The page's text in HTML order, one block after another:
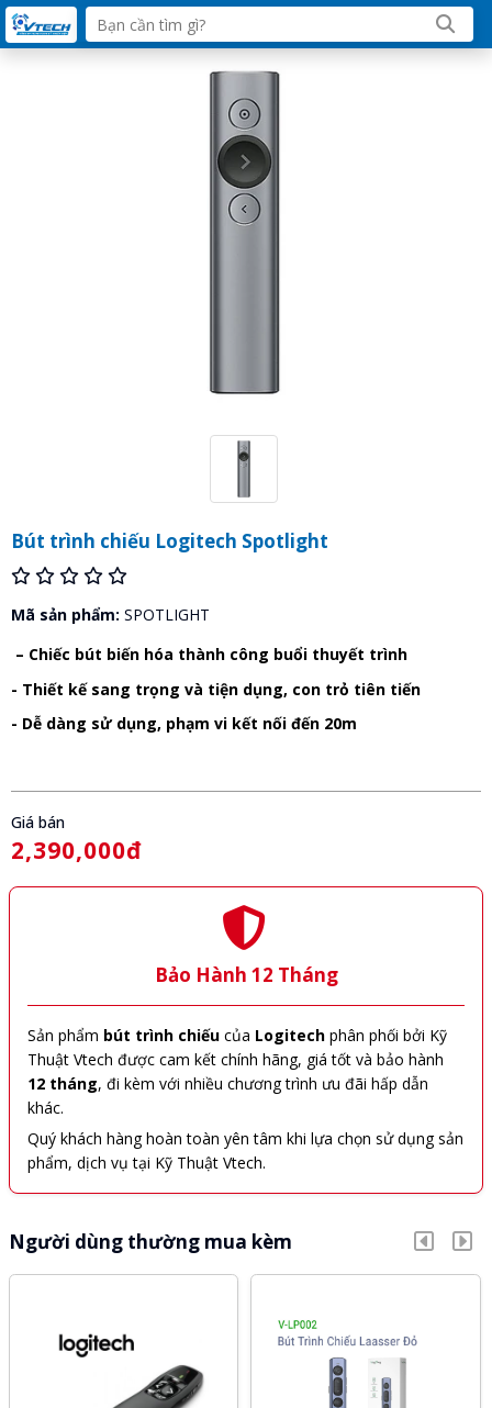
Bút trình chiếu Logitech Spotlight
Mã sản phẩm: SPOTLIGHT
– Chiếc bút biến hóa thành công buổi thuyết trình
- Thiết kế sang trọng và tiện dụng, con trỏ tiên tiến
- Dễ dàng sử dụng, phạm vi kết nối đến 20m
Giá bán
2,390,000đ
Bảo Hành 12 Tháng
Sản phẩm bút trình chiếu của Logitech phân phối bởi Kỹ
Thuật Vtech được cam kết chính hãng, giá tốt và bảo hành
12 tháng, đi kèm với nhiều chương trình ưu đãi hấp dẫn
khác.
Quý khách hàng hoàn toàn yên tâm khi lựa chọn sử dụng sản
phẩm, dịch vụ tại Kỹ Thuật Vtech.
Người dùng thường mua kèm